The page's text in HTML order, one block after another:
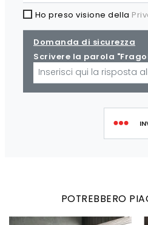
Ho preso visione della
Domanda di sicurezza
Scrivere la parola
POTREBBERO